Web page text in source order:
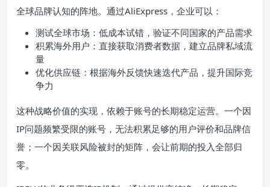
全球品牌认知的阵地。通过AliExpress，企业可以：
测试全球市场：低成本试错，验证不同国家的产品需求
积累海外用户：直接获取消费者数据，建立品牌私域流
量
优化供应链：根据海外反馈快速迭代产品，提升国际竞
争力
这种战略价值的实现，依赖于账号的长期稳定运营。一个因
IP问题频繁受限的账号，无法积累足够的用户评价和品牌信
誉；一个因关联风险被封的矩阵，会让前期的投入全部归
零。